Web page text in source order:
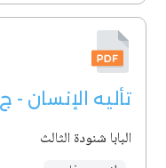
تأليه الإنسان - ج2
البابا شنودة الثالث